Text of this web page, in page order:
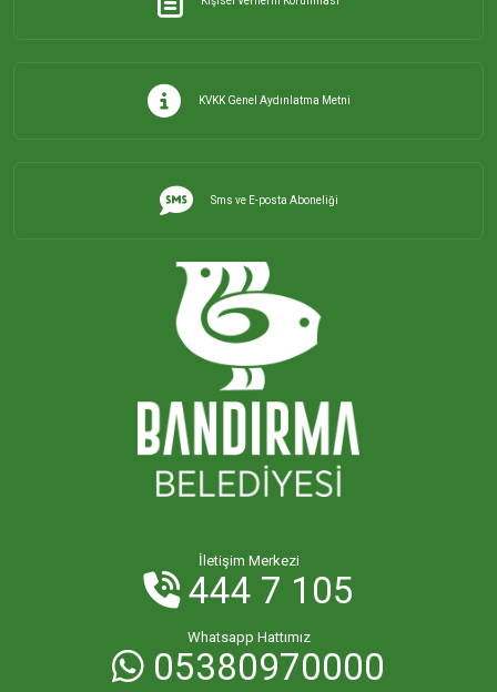
HACI YUSUF MAHALLESİ
İHSANİYE MAHALLESİ
KAYACIK MAHALLESİ
KİRAZLI MAHALLESİ
KUŞCENNETİ MAHALLESİ
MAHBUBELER MAHALLESİ
MİSAKÇA MAHALLESİ
KVKK Genel Aydınlatma Metni
Sms ve E-posta Aboneliği
İletişim Merkezi
444 7 105
Whatsapp Hattımız
05380970000